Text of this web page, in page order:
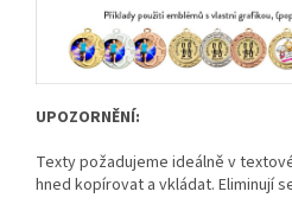
UPOZORNĚNÍ:
Texty požadujeme ideálně v
hned kopírovat a vkládat. Eliminují